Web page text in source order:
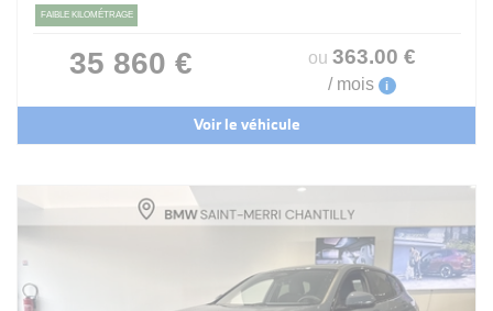
FAIBLE KILOMÉTRAGE
35 860 € ou 363.00 €
/ mois i
Voir le véhicule